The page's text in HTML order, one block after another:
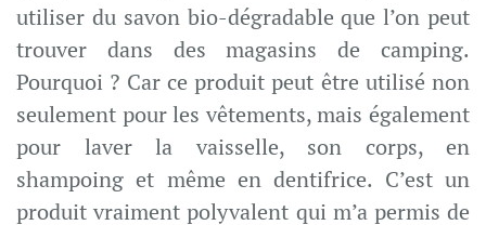
utiliser du savon bio-dégradable que l’on peut
trouver dans des magasins de camping.
Pourquoi ? Car ce produit peut être utilisé non
seulement pour les vêtements, mais également
pour laver la vaisselle, son corps, en
shampoing et même en dentifrice. C’est un
produit vraiment polyvalent qui m’a permis de